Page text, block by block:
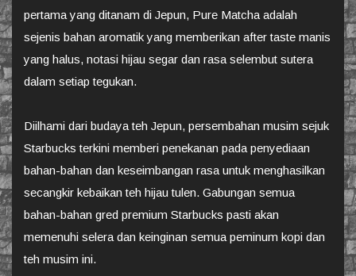
pertama yang ditanam di Jepun, Pure Matcha adalah
sejenis bahan aromatik yang memberikan after taste manis
yang halus, notasi hijau segar dan rasa selembut sutera
dalam setiap tegukan.
Diilhami dari budaya teh Jepun, persembahan musim sejuk
Starbucks terkini memberi penekanan pada penyediaan
bahan-bahan dan keseimbangan rasa untuk menghasilkan
secangkir kebaikan teh hijau tulen. Gabungan semua
bahan-bahan gred premium Starbucks pasti akan
memenuhi selera dan keinginan semua peminum kopi dan
teh musim ini.